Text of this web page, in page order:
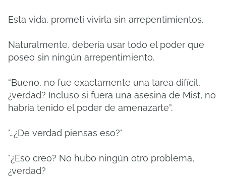
Esta vida, prometí vivirla sin arrepentimientos.
Naturalmente, debería usar todo el poder que
poseo sin ningún arrepentimiento.
“Bueno, no fue exactamente una tarea difícil,
¿verdad? Incluso si fuera una asesina de Mist, no
habría tenido el poder de amenazarte”.
"…¿De verdad piensas eso?"
"¿Eso creo? No hubo ningún otro problema,
¿verdad?